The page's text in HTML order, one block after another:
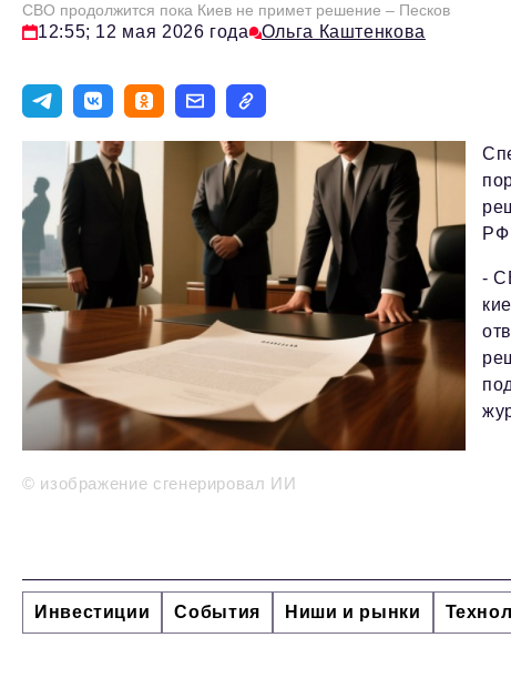
СВО продолжится пока Киев не примет решение – Песков
12:55; 12 мая 2026 года Ольга Каштенкова
© изображение сгенерировал ИИ
РФ
-
Инвестиции События Ниши и рынки